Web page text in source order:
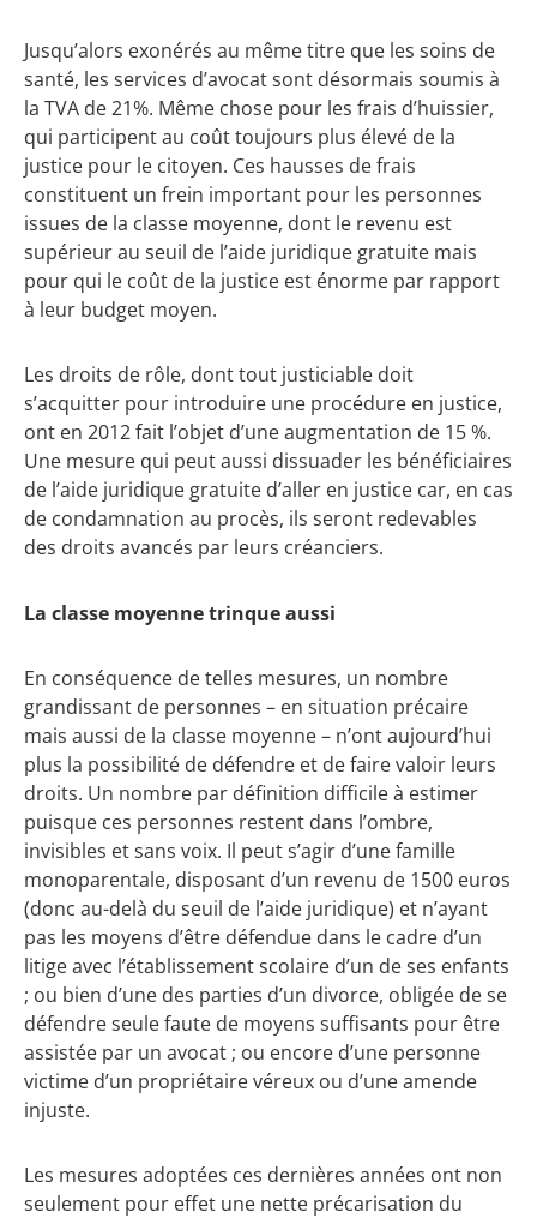
Jusqu’alors exonérés au même titre que les soins de
santé, les services d’avocat sont désormais soumis à
la TVA de 21%. Même chose pour les frais d’huissier,
qui participent au coût toujours plus élevé de la
justice pour le citoyen. Ces hausses de frais
constituent un frein important pour les personnes
issues de la classe moyenne, dont le revenu est
supérieur au seuil de l’aide juridique gratuite mais
pour qui le coût de la justice est énorme par rapport
à leur budget moyen.
Les droits de rôle, dont tout justiciable doit
s’acquitter pour introduire une procédure en justice,
ont en 2012 fait l’objet d’une augmentation de 15 %.
Une mesure qui peut aussi dissuader les bénéficiaires
de l’aide juridique gratuite d’aller en justice car, en cas
de condamnation au procès, ils seront redevables
des droits avancés par leurs créanciers.
La classe moyenne trinque aussi
En conséquence de telles mesures, un nombre
grandissant de personnes – en situation précaire
mais aussi de la classe moyenne – n’ont aujourd’hui
plus la possibilité de défendre et de faire valoir leurs
droits. Un nombre par définition difficile à estimer
puisque ces personnes restent dans l’ombre,
invisibles et sans voix. Il peut s’agir d’une famille
monoparentale, disposant d’un revenu de 1500 euros
(donc au-delà du seuil de l’aide juridique) et n’ayant
pas les moyens d’être défendue dans le cadre d’un
litige avec l’établissement scolaire d’un de ses enfants
; ou bien d’une des parties d’un divorce, obligée de se
défendre seule faute de moyens suffisants pour être
assistée par un avocat ; ou encore d’une personne
victime d’un propriétaire véreux ou d’une amende
injuste.
Les mesures adoptées ces dernières années ont non
seulement pour effet une nette précarisation du